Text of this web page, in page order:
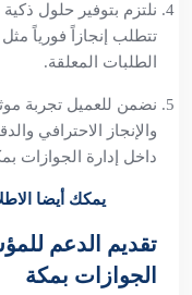
نلتزم بتوفير حلول
تتطلب إنجازاً فورياً
الطلبات المعلقة.
نضمن للعميل تجربة
والإنجاز الاحترافي
داخل إدارة الجوازات
يمكك أيضا
تقديم الدعم
الجوازات بمكة